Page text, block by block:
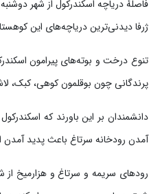
ژرفا دیدنی‌ترین دریاچه‌های این
تنوع درخت و بوته‌های پیرامون
پرندگانی چون بوقلمون کوهی، کبک،
آمدن رودخانه سرتاغ باعث پدید
رودهای سریمه و سرتاغ و هزارمیخ